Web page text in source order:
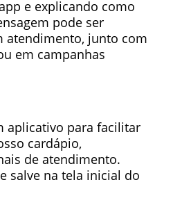
e explicando como
pode ser
atendimento, junto com
em campanhas
aplicativo para facilitar
cardápio,
de atendimento.
salve na tela inicial do